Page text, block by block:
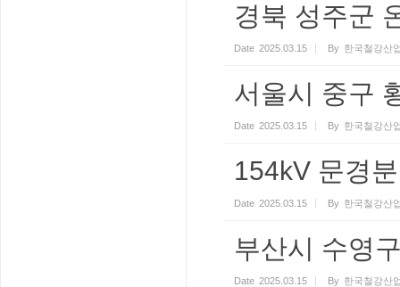
경북 성주군
Date 2025.03.15 By 한국철강산
서울시 중구
Date 2025.03.15 By 한국철강산
154kV 문경
Date 2025.03.15 By 한국철강산
부산시 수영
Date 2025.03.15 By 한국철강산